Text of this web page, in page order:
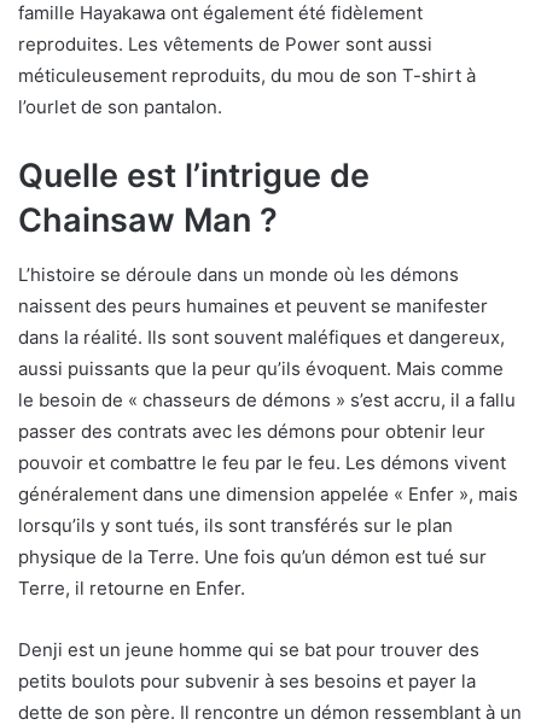
famille Hayakawa ont également été fidèlement
reproduites. Les vêtements de Power sont aussi
méticuleusement reproduits, du mou de son T-shirt à
l’ourlet de son pantalon.
Quelle est l’intrigue de
Chainsaw Man ?
L’histoire se déroule dans un monde où les démons
naissent des peurs humaines et peuvent se manifester
dans la réalité. Ils sont souvent maléfiques et dangereux,
aussi puissants que la peur qu’ils évoquent. Mais comme
le besoin de « chasseurs de démons » s’est accru, il a fallu
passer des contrats avec les démons pour obtenir leur
pouvoir et combattre le feu par le feu. Les démons vivent
généralement dans une dimension appelée « Enfer », mais
lorsqu’ils y sont tués, ils sont transférés sur le plan
physique de la Terre. Une fois qu’un démon est tué sur
Terre, il retourne en Enfer.
Denji est un jeune homme qui se bat pour trouver des
petits boulots pour subvenir à ses besoins et payer la
dette de son père. Il rencontre un démon ressemblant à un